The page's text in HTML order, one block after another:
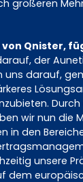
größeren
von Qnister,
der
uns darauf,
Durch
wir nun die
in den
unsere
dem